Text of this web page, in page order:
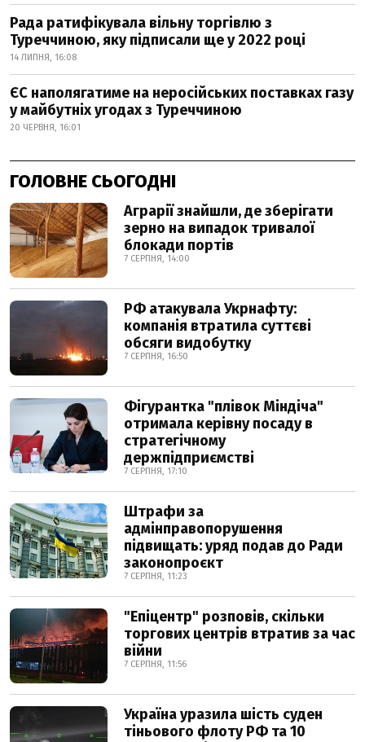
Рада ратифікувала вільну торгівлю з
Туреччиною, яку підписали ще у 2022 році
14 ЛИПНЯ, 16:08
ЄС наполягатиме на неросійських поставках газу
у майбутніх угодах з Туреччиною
20 ЧЕРВНЯ, 16:01
ГОЛОВНЕ СЬОГОДНІ
Аграрії знайшли, де зберігати
зерно на випадок тривалої
блокади портів
7 СЕРПНЯ, 14:00
РФ атакувала Укрнафту:
компанія втратила суттєві
обсяги видобутку
7 СЕРПНЯ, 16:50
Фігурантка "плівок Міндіча"
отримала керівну посаду в
стратегічному
держпідприємстві
7 СЕРПНЯ, 17:10
Штрафи за
адмінправопорушення
підвищать: уряд подав до Ради
законопроєкт
7 СЕРПНЯ, 11:23
"Епіцентр" розповів, скільки
торгових центрів втратив за час
війни
7 СЕРПНЯ, 11:56
Україна уразила шість суден
тіньового флоту РФ та 10